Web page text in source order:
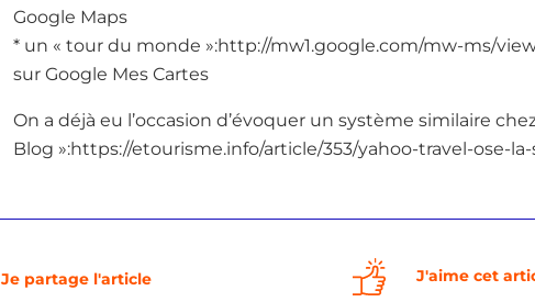
Google Maps
* un « tour du monde »:http://mw1.google.com/mw-ms/
sur Google Mes Cartes
On a déjà eu l’occasion d’évoquer un système similaire chez
Blog »:https://etourisme.info/article/353/yahoo-travel-ose-
Je partage l'article J'aime cet